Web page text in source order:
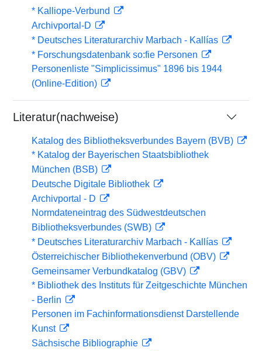
* Kalliope-Verbund
Archivportal-D
* Deutsches Literaturarchiv Marbach - Kallías
* Forschungsdatenbank so:fie Personen
Personenliste "Simplicissimus" 1896 bis 1944
(Online-Edition)
Literatur(nachweise)
Katalog des Bibliotheksverbundes Bayern (BVB)
* Katalog der Bayerischen Staatsbibliothek
München (BSB)
Deutsche Digitale Bibliothek
Archivportal - D
Normdateneintrag des Südwestdeutschen
Bibliotheksverbundes (SWB)
* Deutsches Literaturarchiv Marbach - Kallías
Österreichischer Bibliothekenverbund (OBV)
Gemeinsamer Verbundkatalog (GBV)
* Bibliothek des Instituts für Zeitgeschichte München
- Berlin
Personen im Fachinformationsdienst Darstellende
Kunst
Sächsische Bibliographie